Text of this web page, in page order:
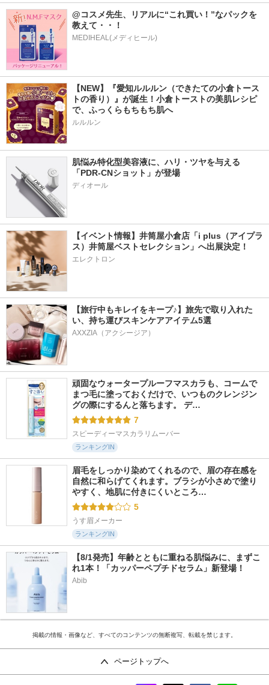
@コスメ先生、リアルに“これ買い！”なパックを
教えて・・！
MEDIHEAL(メディヒール)
【NEW】『愛知ルルルン（できたての小倉トース
トの香り）』が誕生！小倉トーストの美肌レシピ
で、ふっくらもちもち肌へ
ルルルン
肌悩み特化型美容液に、ハリ・ツヤを与える
「PDR-CNショット」が登場
【イベント情報】井筒屋小倉店「i plus（アイプラ
ス）井筒屋ベストセレクション」へ出展決定！
エレクトロン
【旅行中もキレイをキープ♪】旅先で取り入れた
い、持ち運びスキンケアアイテム5選
AXXZIA（アクシージア）
頑固なウォータープルーフマスカラも、コームで
まつ毛に塗っておくだけで、いつものクレンジン
グの際にするんと落ちます。 デ…
7
スピーディーマスカラリムーバー
ランキングIN
眉毛をしっかり染めてくれるので、眉の存在感を
自然に和らげてくれます。ブラシが小さめで塗り
やすく、地肌に付きにくいところ…
5
うす眉メーカー
ランキングIN
【8/1発売】年齢とともに重ねる肌悩みに、まずこ
れ1本！「カッパーペプチドセラム」新登場！
Abib
掲載の情報・画像など、すべてのコンテンツの無断複写、転載を禁じます。
ページトップへ